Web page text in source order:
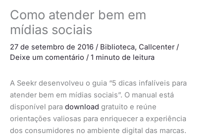
Como atender bem em
mídias sociais
27 de setembro de 2016 / Biblioteca, Callcenter/
Deixe um comentário / 1 minuto de leitura
A Seekr desenvolveu o guia “5 dicas infalíveis para
atender bem em mídias sociais”. O manual está
disponível para download gratuito e reúne
orientações valiosas para enriquecer a experiência
dos consumidores no ambiente digital das marcas.